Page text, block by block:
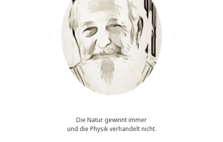
Die Natur gewinnt immer
und die Physik verhandelt nicht.